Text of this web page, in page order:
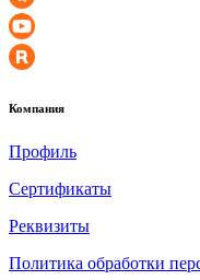
Компания
Профиль
Сертификаты
Реквизиты
Политика обработки